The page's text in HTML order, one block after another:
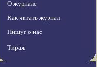
О журнале
Как читать журнал
Пишут о нас
Тираж